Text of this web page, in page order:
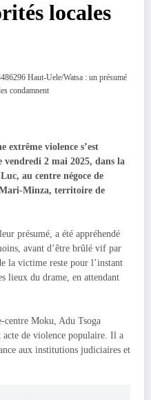
locales
extrême violence s’est
2 mai 2025, dans la
au centre négoce de
Minza, territoire de
présumé, a été appréhendé
avant d’être brûlé vif par
la victime reste pour l’instant
lieux du drame, en attendant
centre Moku, Adu Tsoga
de violence populaire. Il a
aux institutions judiciaires et